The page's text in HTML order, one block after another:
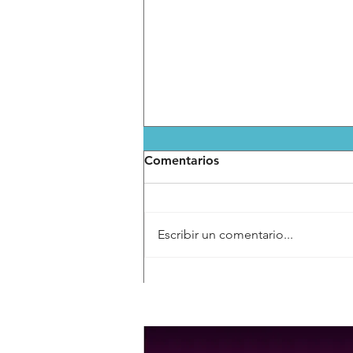
Comentarios
Escribir un comentario...